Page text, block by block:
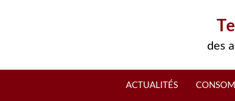
des
ACTUALITÉS